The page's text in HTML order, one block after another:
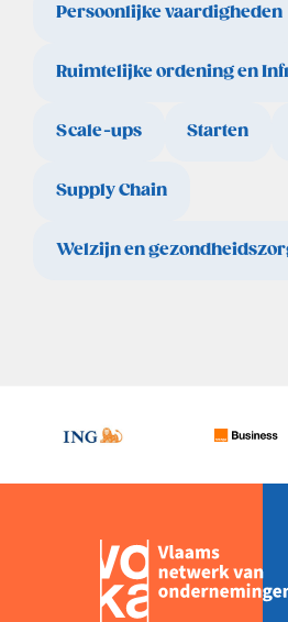
Persoonlijke vaardigheden
Ruimtelijke ordening en
Scale-ups Starten
Supply Chain
Welzijn en